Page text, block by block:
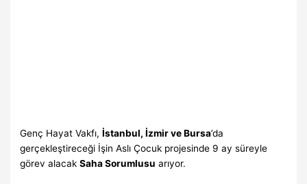
Genç Hayat Vakfı,İstanbul, İzmir ve Bursa’da
gerçekleştireceği İşin Aslı Çocuk projesinde 9 ay süreyle
görev alacakSaha Sorumlusu arıyor.